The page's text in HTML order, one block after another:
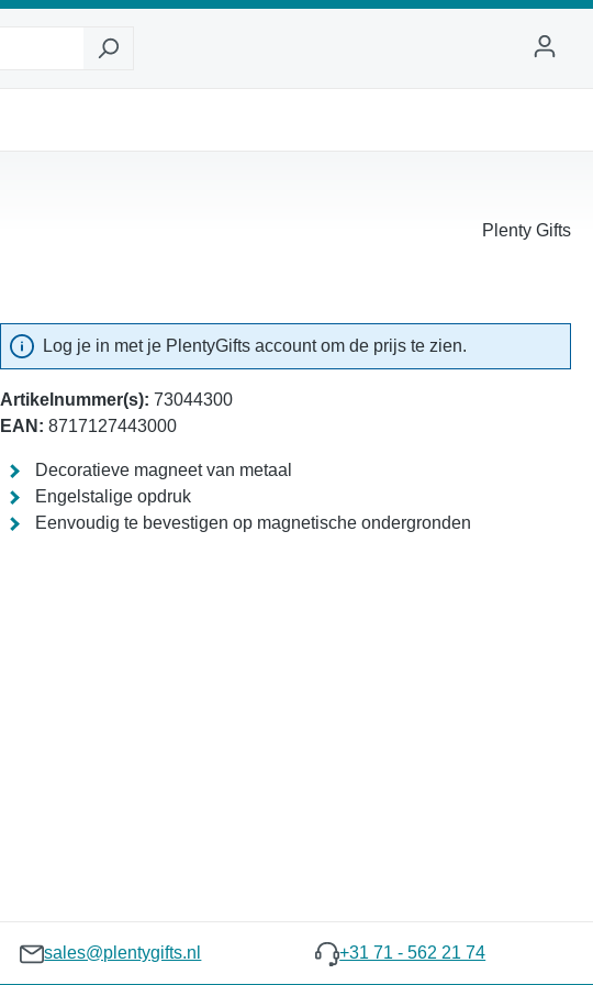
Plenty Gifts
Log je in met je PlentyGifts account om de prijs te zien.
Artikelnummer(s): 73044300
EAN: 8717127443000
Decoratieve magneet van metaal
Engelstalige opdruk
Eenvoudig te bevestigen op magnetische ondergronden
sales@plentygifts.nl +31 71 - 562 21 74